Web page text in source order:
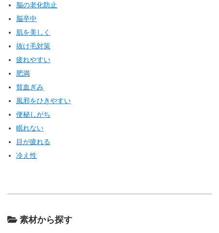
脳の老化防止
脳卒中
肌を美しく
抜け毛対策
疲れやすい
肥満
貧血ぎみ
風邪をひきやすい
便秘しがち
眠れない
目が疲れる
冷え性
素材から探す